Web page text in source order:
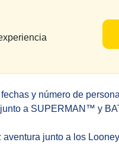
y número de
junto a SUPERMAN™ y
junto a los